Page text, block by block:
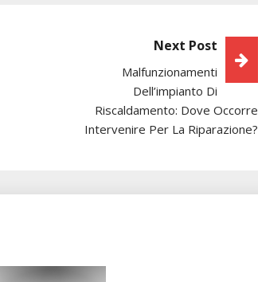
Next Post
Malfunzionamenti
Dell’impianto Di
Riscaldamento: Dove Occorre
Intervenire Per La Riparazione?